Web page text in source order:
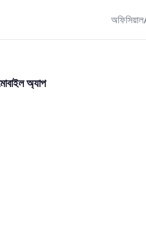
অফিসিয়াল
অ্যাপ